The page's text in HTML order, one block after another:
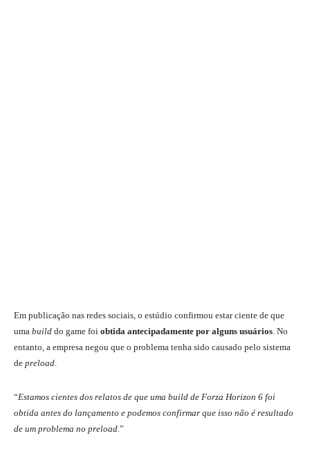
Em publicação nas redes sociais, o estúdio confirmou estar ciente de que
uma build do game foi obtida antecipadamente por alguns usuários. No
entanto, a empresa negou que o problema tenha sido causado pelo sistema
de preload.
“Estamos cientes dos relatos de que uma build de Forza Horizon 6 foi
obtida antes do lançamento e podemos confirmar que isso não é resultado
de um problema no preload.”